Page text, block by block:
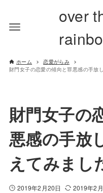
over
ホーム
恋愛がらみ
財門女子の恋愛の傾向と罪悪感の手放
財門女子の
悪感の手放
えてみまし
2019年2月20日 2019年2